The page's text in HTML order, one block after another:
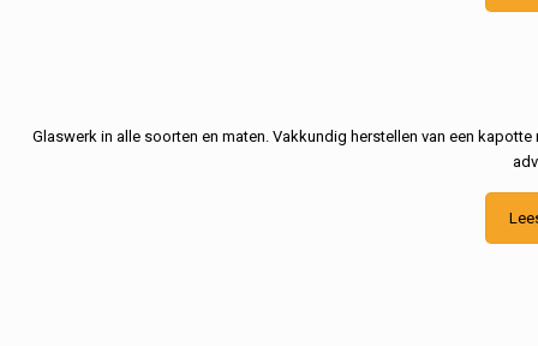
Glaswerk in alle soorten en maten. Vakkundig herstellen van een